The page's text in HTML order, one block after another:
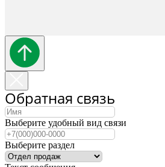
Обратная связь
Выберите удобный вид связи
Выберите раздел